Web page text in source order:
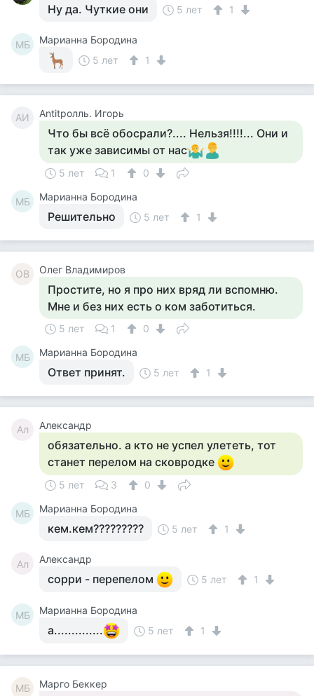
Ну да. Чуткие они 5 лет 1
МБ
Марианна Бородина
5 лет
1
AИ Antitролль. Игорь
Что бы всё обосрали?.... Нельзя!!!!... Они и
так уже зависимы от нас
5 лет 1 0
МБ Марианна Бородина
Решительно 5 лет 1
ОВ Олег Владимиров
Простите, но я про них вряд ли вспомню.
Мне и без них есть о ком заботиться.
5 лет 1 0
МБ Марианна Бородина
Ответ принят. 5 лет 1
Ал Александр
обязательно. а кто не успел улететь, тот
станет перелом на сковродке
5 лет 3 0
МБ Марианна Бородина
кем.кем????????? 5 лет 1
Ал Александр
сорри - перепелом 5 лет 1
МБ Марианна Бородина
а.............. 5 лет 1
MБ Mарго Беккер